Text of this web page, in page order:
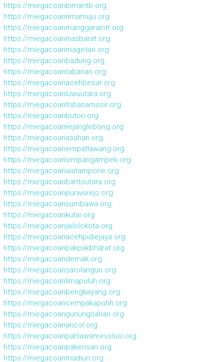
https://miegacoanbimantb.org
https://miegacoannmamuju.org
https://miegacoanmanggaraintt.org
https://miegacoanniasbarat.org
https://miegacoanmagetan.org
https://miegacoanbadung.org
https://miegacoantabanan.org
https://miegacoanacehbesar.org
https://miegacoanluwuutara.org
https://miegacoantobasamosir.org
https://miegacoanbuton.org
https://miegacoanrejanglebong.org
https://miegacoanasahan.org
https://miegacoanempatlawang.org
https://miegacoansimpangampek.org
https://miegacoanwatampone.org
https://miegacoanbaritoutara.org
https://miegacoanpurworejo.org
https://miegacoansumbawa.org
https://miegacoankutai.org
https://miegacoanjailolokota.org
https://miegacoanacehpidiejaya.org
https://miegacoanpakpakbharat.org
https://miegacoandemak.org
https://miegacoansarolangun.org
https://miegacoanlimapuluh.org
https://miegacoanbengkayang.org
https://miegacoancempakaputih.org
https://miegacoangunungsahari.org
https://miegacoanancol.org
https://miegacoanpahlawanrevolusi.org
https://miegacoanpakerisan.org
https://miegacoanmadiun.org